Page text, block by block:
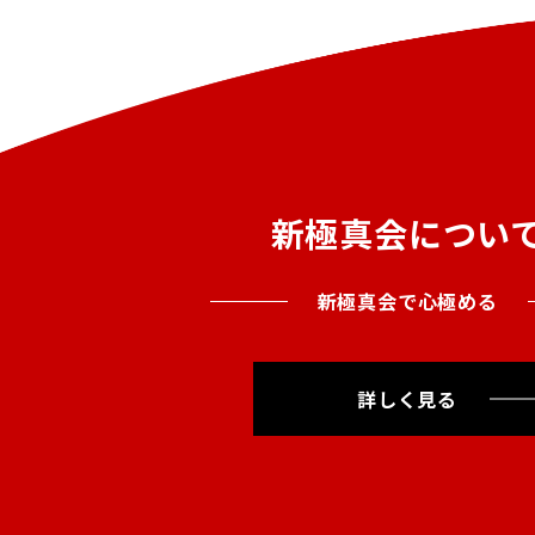
新極真会につい
新極真会で心極める
詳しく見る